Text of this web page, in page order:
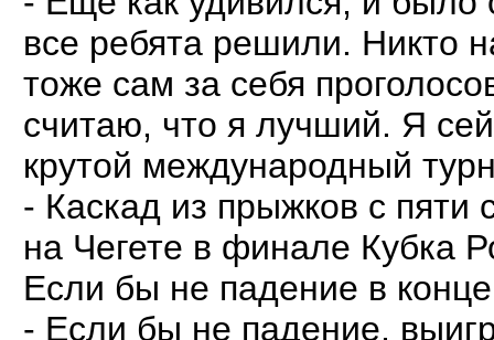
все ребята решили. Никто
тоже сам за себя
считаю, что я лучший. Я
крутой международный
- Каскад из прыжков с пяти
на Чегете в финале Кубка
Если бы не падение в
- Если бы не падение,